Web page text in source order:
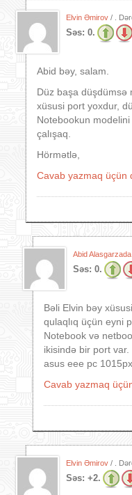
Elvin Əmirov / .
Səs: 0.
Abid bəy, salam.
Düz başa düşdümsə
xüsusi port yoxdur,
Notebookun
çalışaq.
Hörmətlə,
Cavab yazmaq üçün
Abid Alasgarzada
Səs: 0.
Bəli Elvin bəy
qulaqlıq üçün eyni
Notebook və
ikisində bir port
asus eee pc 1015px
Cavab yazmaq
Elvin Əmirov / .
Səs: +2.